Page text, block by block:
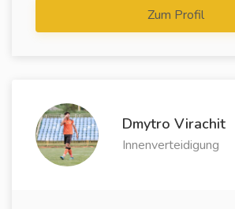
Zum Profil
Dmytro Virachit
Innenverteidigung